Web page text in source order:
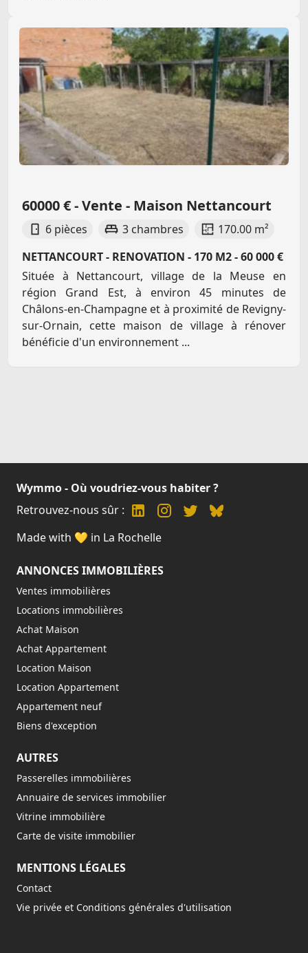
60000 € - Vente - Maison Nettancourt
6 pièces 3 chambres
170.00 m²
NETTANCOURT - RENOVATION - 170 M2 - 60 000 €
Située à Nettancourt, village de la Meuse en
région Grand Est, à environ 45 minutes de
Châlons-en-Champagne et à proximité de Revigny-
sur-Ornain, cette maison de village à rénover
bénéficie d'un environnement ...
Wymmo - Où voudriez-vous habiter ?
Retrouvez-nous sûr :
Made with 💛 in La Rochelle
ANNONCES IMMOBILIÈRES
Ventes immobilières
Locations immobilières
Achat Maison
Achat Appartement
Location Maison
Location Appartement
Appartement neuf
Biens d'exception
AUTRES
Passerelles immobilières
Annuaire de services immobilier
Vitrine immobilière
Carte de visite immobilier
MENTIONS LÉGALES
Contact
Vie privée et Conditions générales d'utilisation